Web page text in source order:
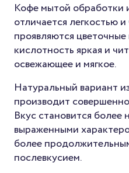
Кофе мытой обработки
отличается легкостью
проявляются
кислотность яркая и
освежающее и мягкое.
Натуральный вариант
производит
Вкус становится
выраженными
более
послевкусием.